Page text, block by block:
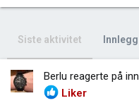
Siste aktivitet Innlegg
Berlu reagerte på
Liker